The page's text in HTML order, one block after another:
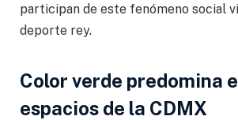
participan de este fenómeno social
deporte rey.
Color verde predomina
espacios de la CDMX